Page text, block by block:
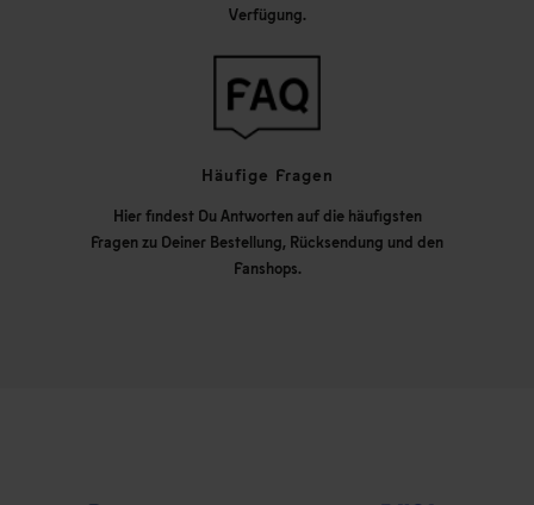
Verfügung.
Häufige Fragen
Hier findest Du Antworten auf die häufigsten
Fragen zu Deiner Bestellung, Rücksendung und den
Fanshops.